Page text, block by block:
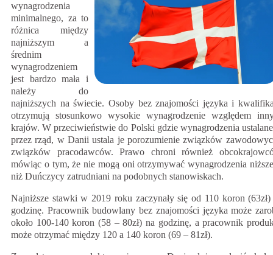
wynagrodzenia
minimalnego, za to
różnica między
najniższym a
średnim
wynagrodzeniem
jest bardzo mała i
należy do
najniższych na świecie. Osoby bez znajomości języka i
otrzymują stosunkowo wysokie wynagrodzenie względem
krajów. W przeciwieństwie do Polski gdzie wynagrodzenia
przez rząd, w Danii ustala je porozumienie związków
związków pracodawców. Prawo chroni również
mówiąc o tym, że nie mogą oni otrzymywać wynagrodzenia
niż Duńczycy zatrudniani na podobnych stanowiskach.
Najniższe stawki w 2019 roku zaczynały się od 110 koron (63zł)
godzinę. Pracownik budowlany bez znajomości języka może
około 100-140 koron (58 – 80zł) na godzinę, a pracownik
może otrzymać między 120 a 140 koron (69 – 81zł).